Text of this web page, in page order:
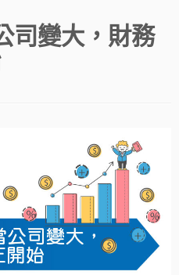
司變大，財務